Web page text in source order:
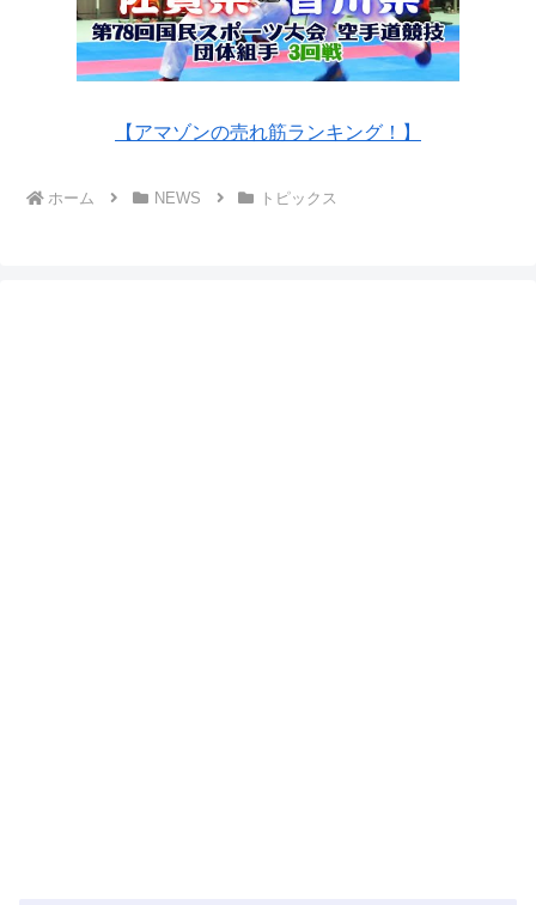
【アマゾンの売れ筋ランキング！】
ホーム NEWS トピックス